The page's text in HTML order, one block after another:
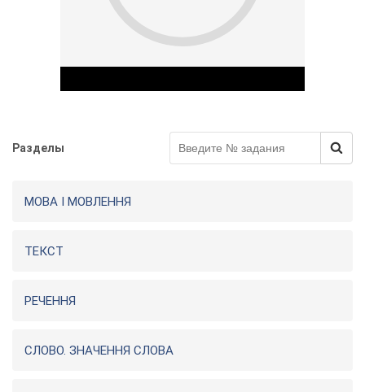
Разделы
МОВА І МОВЛЕННЯ
ТЕКСТ
РЕЧЕННЯ
СЛОВО. ЗНАЧЕННЯ СЛОВА